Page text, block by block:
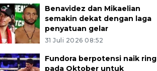
Benavidez dan Mikaelian
semakin dekat dengan laga
penyatuan gelar
31 Juli 2026 08:52
Fundora berpotensi naik ring
pada Oktober untuk